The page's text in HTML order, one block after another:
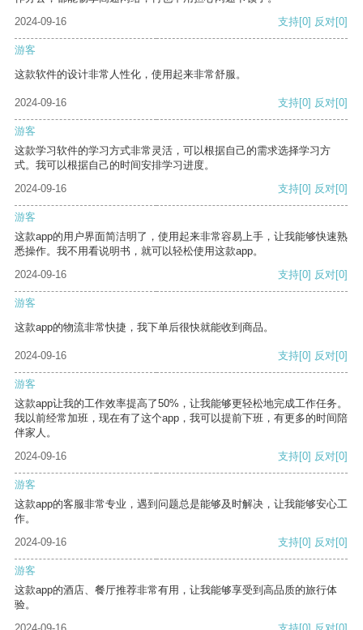
2024-09-16
支持[0] 反对[0]
游客
这款软件的设计非常人性化，使用起来非常舒服。
2024-09-16 支持[0] 反对[0]
游客
这款学习软件的学习方式非常灵活，可以根据自己的需求选择学习方
式。我可以根据自己的时间安排学习进度。
2024-09-16
支持[0] 反对[0]
游客
这款app的用户界面简洁明了，使用起来非常容易上手，让我能够快速熟
悉操作。我不用看说明书，就可以轻松使用这款app。
2024-09-16
支持[0] 反对[0]
游客
这款app的物流非常快捷，我下单后很快就能收到商品。
2024-09-16 支持[0] 反对[0]
游客
这款app让我的工作效率提高了50%，让我能够更轻松地完成工作任务。
我以前经常加班，现在有了这个app，我可以提前下班，有更多的时间陪
伴家人。
2024-09-16
支持[0] 反对[0]
游客
这款app的客服非常专业，遇到问题总是能够及时解决，让我能够安心工
作。
2024-09-16
支持[0] 反对[0]
游客
这款app的酒店、餐厅推荐非常有用，让我能够享受到高品质的旅行体
验。